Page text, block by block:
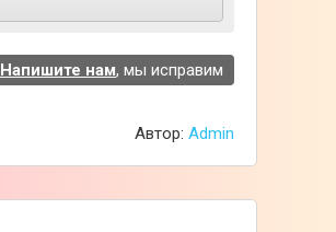
Напишите нам, мы исправим
Автор: Admin